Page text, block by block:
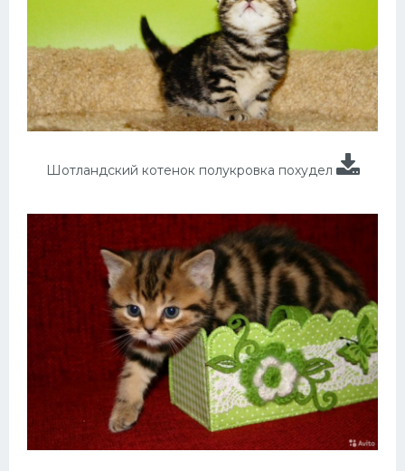
Шотландский котенок полукровка похудел